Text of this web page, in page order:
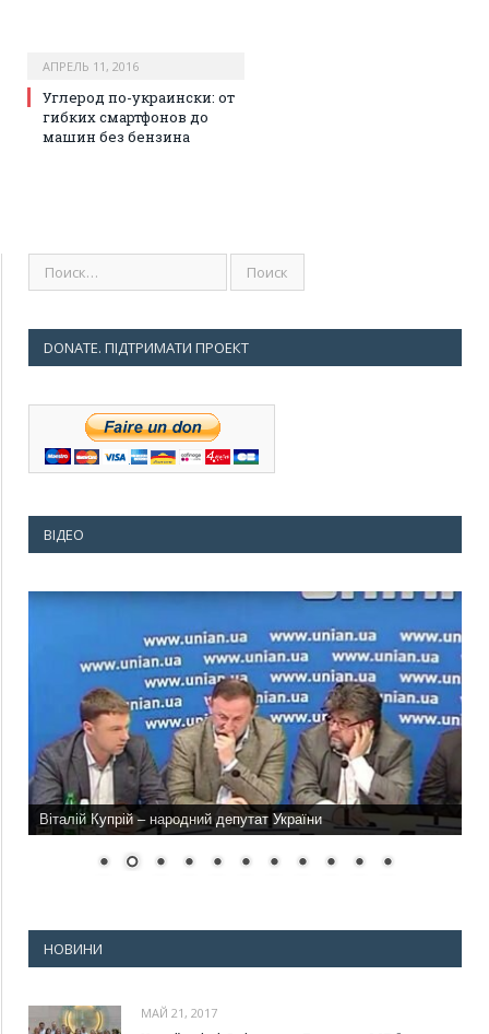
АПРЕЛЬ 11, 2016
Углерод по-украински: от
гибких смартфонов до
машин без бензина
DONATE. ПІДТРИМАТИ ПРОЕКТ
ВІДЕО
Віталій Купрій – народний депутат України
НОВИНИ
МАЙ 21, 2017